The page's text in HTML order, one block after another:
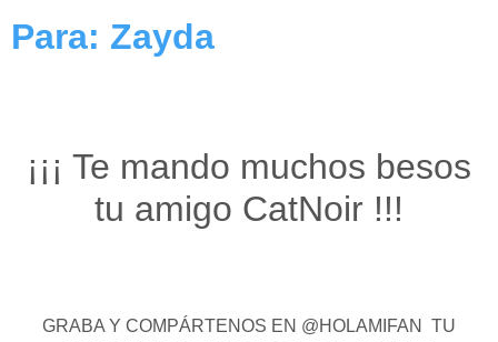
Para: Zayda
¡¡¡ Te mando muchos besos
tu amigo CatNoir !!!
GRABA Y COMPÁRTENOS EN @HOLAMIFAN TU